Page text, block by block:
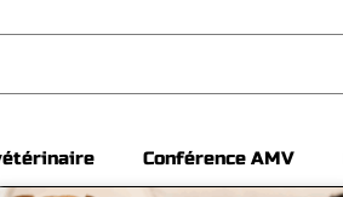
Conférence AMV